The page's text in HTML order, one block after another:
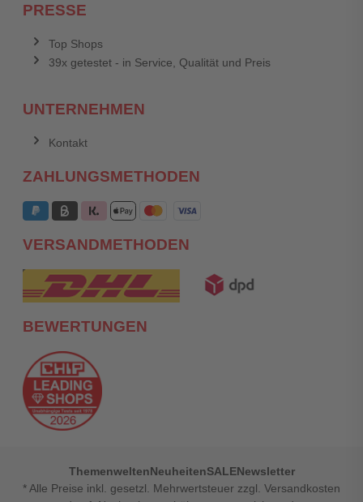
PRESSE
Top Shops
39x getestet - in Service, Qualität und Preis
UNTERNEHMEN
Kontakt
ZAHLUNGSMETHODEN
VERSANDMETHODEN
BEWERTUNGEN
ThemenweltenNeuheitenSALENewsletter
* Alle Preise inkl. gesetzl. Mehrwertsteuer zzgl. Versandkosten